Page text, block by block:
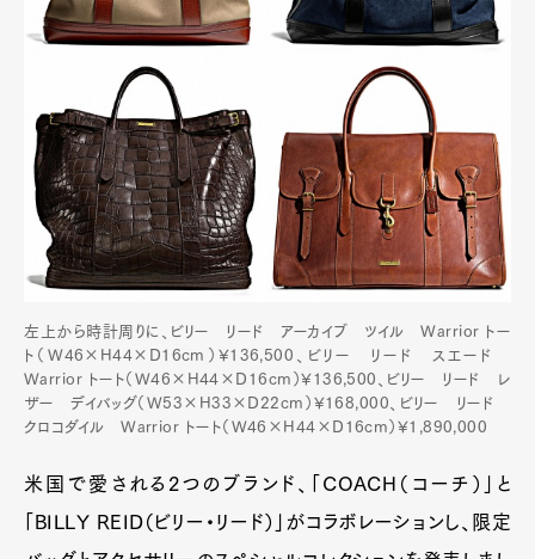
左上から時計周りに、ビリー リード アーカイブ ツイル Warrior トー
ト（W46×H44×D16cm）¥136,500、ビリー リード スエード
Warrior トート（W46×H44×D16cm）¥136,500、ビリー リード レ
ザー デイバッグ（W53×H33×D22cm）¥168,000、ビリー リード
クロコダイル Warrior トート（W46×H44×D16cm）¥1,890,000
米国で愛される2つのブランド、「COACH（コーチ）」と
「BILLY REID（ビリー・リード）」がコラボレーションし、限定